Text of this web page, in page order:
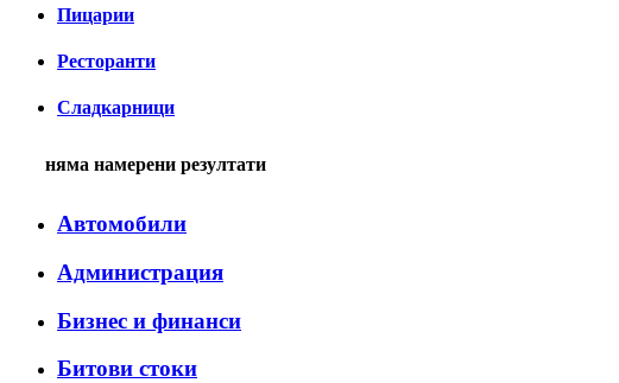
Пицарии
Ресторанти
Сладкарници
няма намерени резултати
Автомобили
Администрация
Бизнес и финанси
Битови стоки